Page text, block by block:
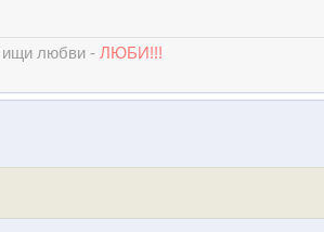
ищи любви - ЛЮБИ!!!